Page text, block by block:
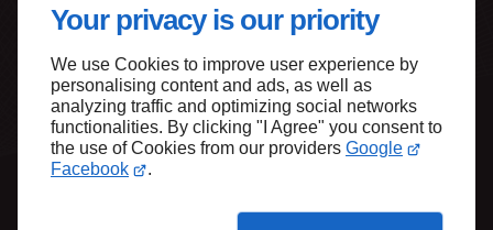
Your privacy is our priority
We use Cookies to improve user experience by
personalising content and ads, as well as
analyzing traffic and optimizing social networks
functionalities. By clicking "I Agree" you consent to
the use of Cookies from our providers Google
Facebook
.
Haut de page